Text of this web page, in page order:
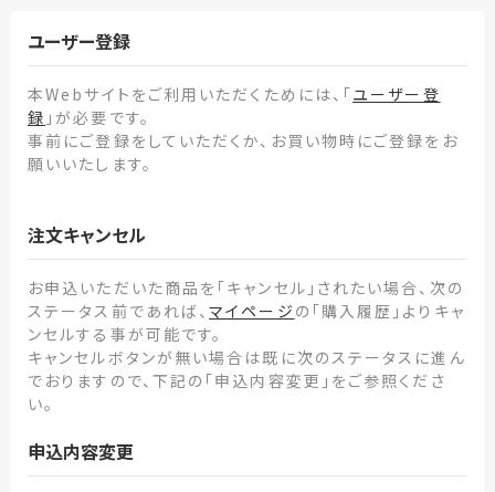
ユーザー登録
本Webサイトをご利用いただくためには、「ユーザー登
録 」が必要です。
事前にご登録をしていただくか、お買い物時にご登録をお
願いいたします。
注文キャンセル
お申込いただいた商品を「キャンセル」されたい場合、次の
ステータス前であれば、マイページ の「購入履歴」よりキャ
ンセルする事が可能です。
キャンセルボタンが無い場合は既に次のステータスに進ん
でおりますので、下記の「申込内容変更」をご参照くださ
い。
申込内容変更